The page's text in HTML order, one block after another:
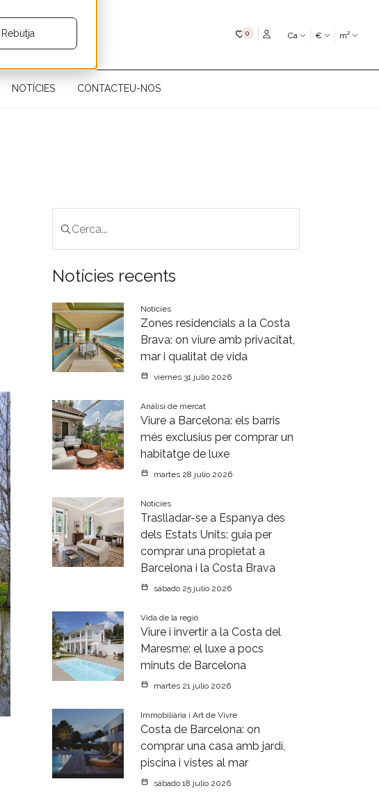
Rebutja 0My favouritesCa € m²
NOTÍCIES CONTACTEU-NOS
Notícies recents
Notícies
Zones residencials a la Costa
Brava: on viure amb privacitat,
mar i qualitat de vida
viernes 31 julio 2026
Anàlisi de mercat
Viure a Barcelona: els barris
més exclusius per comprar un
habitatge de luxe
martes 28 julio 2026
Notícies
Traslladar-se a Espanya des
dels Estats Units: guia per
comprar una propietat a
Barcelona i la Costa Brava
sábado 25 julio 2026
Vida de la regió
Viure i invertir a la Costa del
Maresme: el luxe a pocs
minuts de Barcelona
martes 21 julio 2026
Immobiliària i Art de Vivre
Costa de Barcelona: on
comprar una casa amb jardí,
piscina i vistes al mar
sábado 18 julio 2026